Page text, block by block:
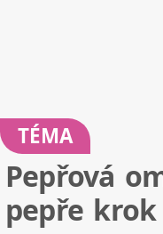
TÉMA
Pepřová
pepře